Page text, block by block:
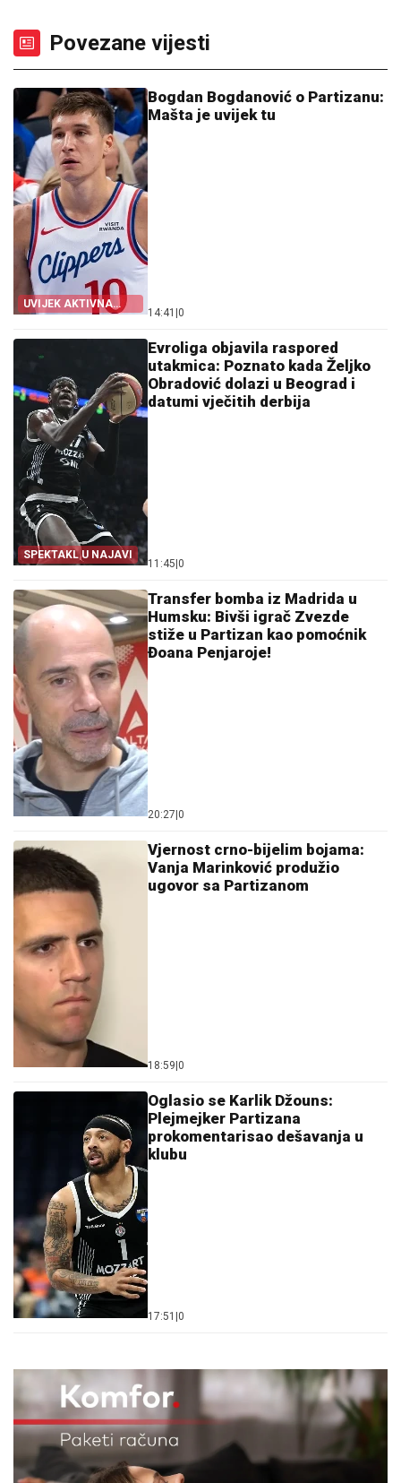
Povezane vijesti
UVIJEK AKTIVNA
TEMA
Bogdan Bogdanović o Partizanu:
Mašta je uvijek tu
14:41 0
SPEKTAKL U NAJAVI
Evroliga objavila raspored
utakmica: Poznato kada Željko
Obradović dolazi u Beograd i
datumi vječitih derbija
11:45 0
Transfer bomba iz Madrida u
Humsku: Bivši igrač Zvezde
stiže u Partizan kao pomoćnik
Đoana Penjaroje!
20:27 0
Vjernost crno-bijelim bojama:
Vanja Marinković produžio
ugovor sa Partizanom
18:59 0
Oglasio se Karlik Džouns:
Plejmejker Partizana
prokomentarisao dešavanja u
klubu
17:51 0